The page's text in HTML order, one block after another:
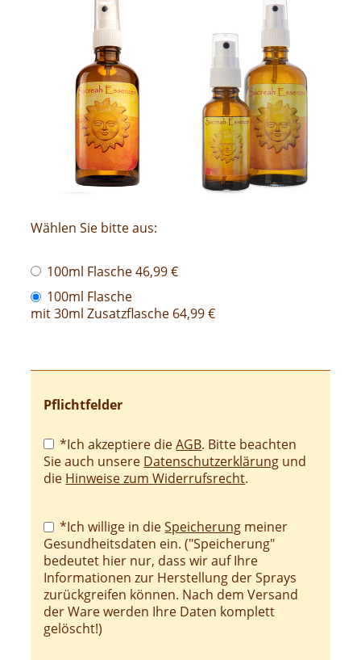
Wählen Sie bitte aus:
100ml Flasche 46,99 €
100ml Flasche
mit 30ml Zusatzflasche 64,99 €
Pflichtfelder
Pflichtfeld
*Ich akzeptiere dieAGB. Bitte beachten
Sie auch unsere Datenschutzerklärung und
die Hinweise zum Widerrufsrecht.
Pflichtfeld
*Ich willige in dieSpeicherung meiner
Gesundheitsdaten ein. ("Speicherung"
bedeutet hier nur, dass wir auf Ihre
Informationen zur Herstellung der Sprays
zurückgreifen können. Nach dem Versand
der Ware werden Ihre Daten komplett
gelöscht!)